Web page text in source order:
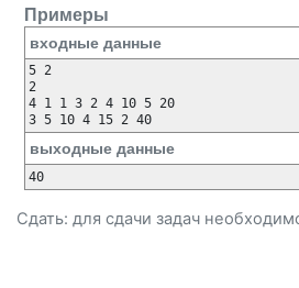
Примеры
входные данные
5 2
2
4 1 1 3 2 4 10 5 20
выходные данные
Сдать: для сдачи задач